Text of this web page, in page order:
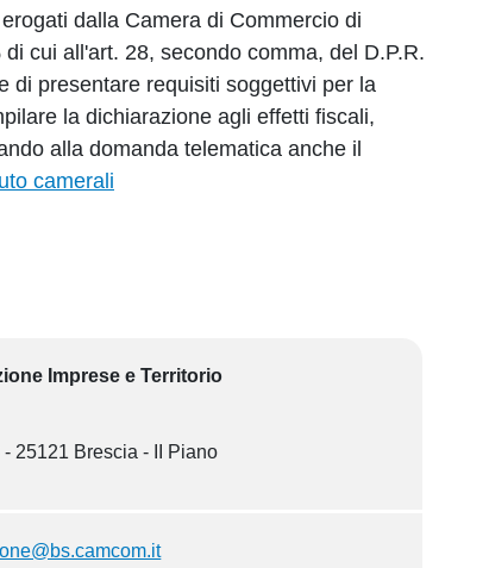
dalla Camera di Commercio di
cui all'art. 28, secondo comma, del D.P.R.
di presentare requisiti soggettivi per la
la dichiarazione agli effetti fiscali,
alla domanda telematica anche il
camerali
Imprese e Territorio
25121 Brescia - II Piano